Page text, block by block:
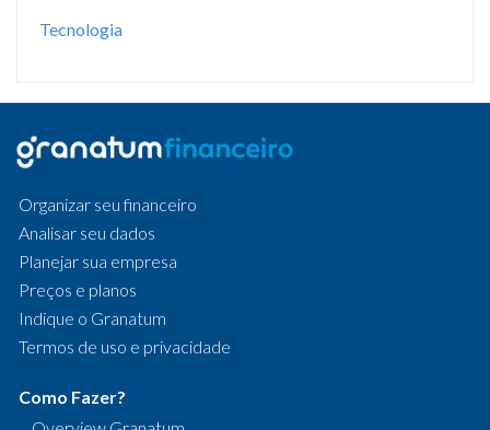
Tecnologia
Organizar seu financeiro
Analisar seu dados
Planejar sua empresa
Preços e planos
Indique o Granatum
Termos de uso e privacidade
Como Fazer?